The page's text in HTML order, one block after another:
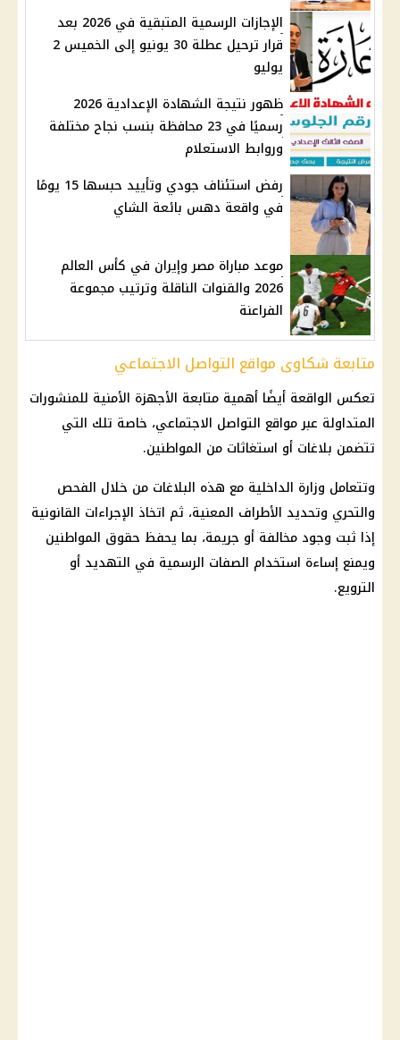
الإجازات الرسمية المتبقية في 2026 بعد
قرار ترحيل عطلة 30 يونيو إلى الخميس 2
يوليو
ظهور نتيجة الشهادة الإعدادية 2026
رسميًا في 23 محافظة بنسب نجاح مختلفة
وروابط الاستعلام
رفض استئناف جودي وتأييد حبسها 15 يومًا
في واقعة دهس بائعة الشاي
موعد مباراة مصر وإيران في كأس العالم
2026 والقنوات الناقلة وترتيب مجموعة
الفراعنة
متابعة شكاوى مواقع التواصل الاجتماعي
تعكس الواقعة أيضًا أهمية متابعة الأجهزة الأمنية للمنشورات
المتداولة عبرمواقع التواصل الاجتماعي، خاصة تلك التي
تتضمن بلاغات أو استغاثات من المواطنين.
وتتعامل وزارة الداخلية مع هذه البلاغات من خلال الفحص
والتحري وتحديد الأطراف المعنية، ثم اتخاذ الإجراءات القانونية
إذا ثبت وجود مخالفة أو جريمة، بما يحفظ حقوق المواطنين
ويمنع إساءة استخدام الصفات الرسمية في التهديد أو
الترويع.